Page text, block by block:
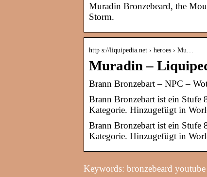
Muradin Bronzebeard, the
Storm.
http s://liquipedia.net › heroes › Mu…
Muradin –
Brann Bronzebart – NPC –
Brann Bronzebart ist ein Stufe
Kategorie. Hinzugefügt in
Brann Bronzebart ist ein Stufe
Kategorie. Hinzugefügt in
Keywords: bronzebeard